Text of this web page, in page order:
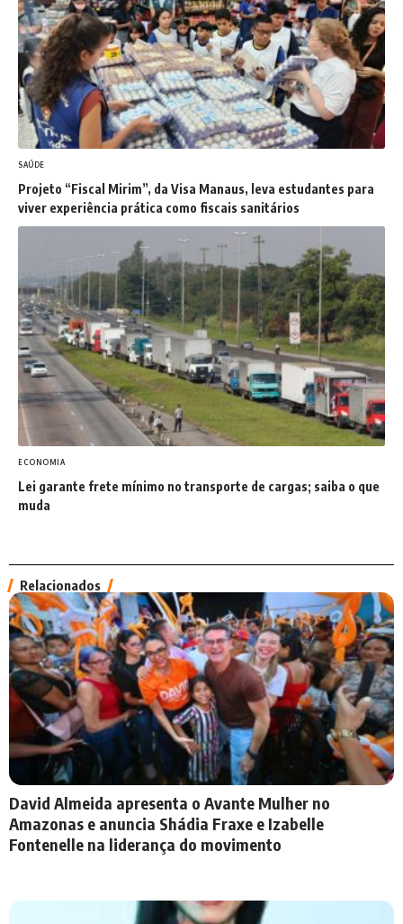
SAÚDE
Projeto “Fiscal Mirim”, da Visa Manaus, leva estudantes para
viver experiência prática como fiscais sanitários
ECONOMIA
Lei garante frete mínimo no transporte de cargas; saiba o que
muda
Relacionados
David Almeida apresenta o Avante Mulher no
Amazonas e anuncia Shádia Fraxe e Izabelle
Fontenelle na liderança do movimento